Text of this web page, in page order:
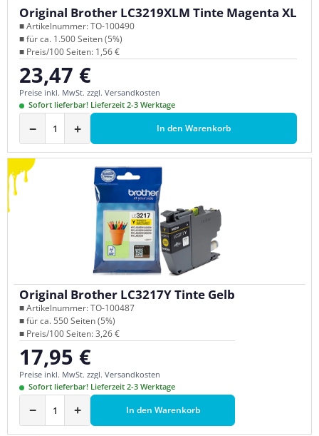
Original Brother LC3219XLM Tinte Magenta XL
■ Artikelnummer: TO-100490
■ für ca. 1.500 Seiten (5%)
■ Preis/100 Seiten: 1,56 €
Regulärer Preis:
23,47 €
Preise inkl. MwSt. zzgl. Versandkosten
Sofort lieferbar! Lieferzeit 2-3 Werktage
− + In den Warenkorb
Original Brother LC3217Y Tinte Gelb
■ Artikelnummer: TO-100487
■ für ca. 550 Seiten (5%)
■ Preis/100 Seiten: 3,26 €
Regulärer Preis:
17,95 €
Preise inkl. MwSt. zzgl. Versandkosten
Sofort lieferbar! Lieferzeit 2-3 Werktage
− + In den Warenkorb